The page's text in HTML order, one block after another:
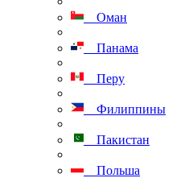
Оман
Панама
Перу
Филиппины
Пакистан
Польша